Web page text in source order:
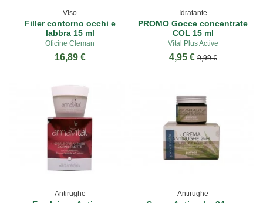
Viso
Filler contorno occhi e
labbra 15 ml
Oficine Cleman
16,89 €
Idratante
PROMO Gocce concentrate
COL 15 ml
Vital Plus Active
4,95 € 9,99 €
Antirughe Antirughe